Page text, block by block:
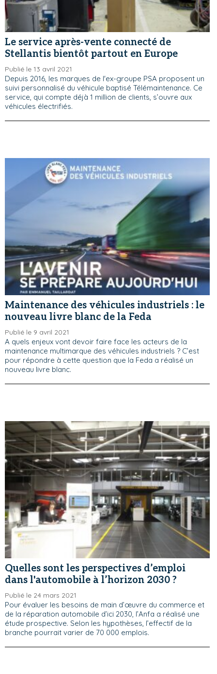
Le service après-vente connecté de
Stellantis bientôt partout en Europe
Publié le 13 avril 2021
Depuis 2016, les marques de l'ex-groupe PSA proposent un
suivi personnalisé du véhicule baptisé Télémaintenance. Ce
service, qui compte déjà 1 million de clients, s’ouvre aux
véhicules électrifiés.
Maintenance des véhicules industriels : le
nouveau livre blanc de la Feda
Publié le 9 avril 2021
A quels enjeux vont devoir faire face les acteurs de la
maintenance multimarque des véhicules industriels ? C’est
pour répondre à cette question que la Feda a réalisé un
nouveau livre blanc.
Quelles sont les perspectives d’emploi
dans l'automobile à l’horizon 2030 ?
Publié le 24 mars 2021
Pour évaluer les besoins de main d’œuvre du commerce et
de la réparation automobile d’ici 2030, l’Anfa a réalisé une
étude prospective. Selon les hypothèses, l’effectif de la
branche pourrait varier de 70 000 emplois.